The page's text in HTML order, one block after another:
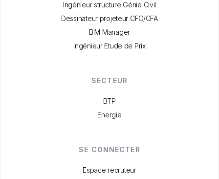
Ingénieur structure Génie Civil
Dessinateur projeteur CFO/CFA
BIM Manager
Ingénieur Etude de Prix
SECTEUR
BTP
Energie
SE CONNECTER
Espace recruteur